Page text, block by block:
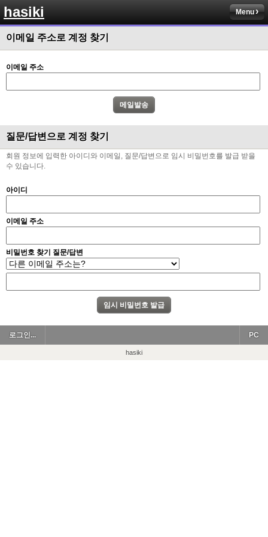
hasiki Menu
이메일 주소로 계정 찾기
이메일 주소
질문/답변으로 계정 찾기
회원 정보에 입력한 아이디와 이메일, 질문/답변으로 임시 비밀번호를 발급 받을
수 있습니다.
아이디
이메일 주소
비밀번호 찾기 질문/답변
로그인... PC
hasiki